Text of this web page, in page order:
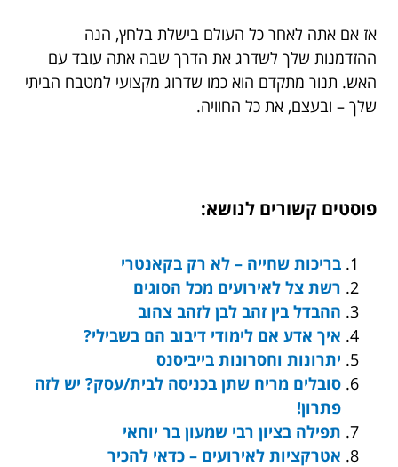
אז אם אתה לאחר כל העולם בישלת בלחץ, הנה
ההזדמנות שלך לשדרג את הדרך שבה אתה עובד עם
האש. תנור מתקדם הוא כמו שדרוג מקצועי למטבח הביתי
שלך – ובעצם, את כל החוויה.
פוסטים קשורים לנושא:
בריכות שחייה – לא רק בקאנטרי
רשת צל לאירועים מכל הסוגים
ההבדל בין זהב לבן לזהב צהוב
איך אדע אם לימודי דיבוב הם בשבילי?
יתרונות וחסרונות בייביסנס
סובלים מריח שתן בכניסה לבית/עסק? יש לזה
פתרון!
תפילה בציון רבי שמעון בר יוחאי
אטרקציות לאירועים – כדאי להכיר